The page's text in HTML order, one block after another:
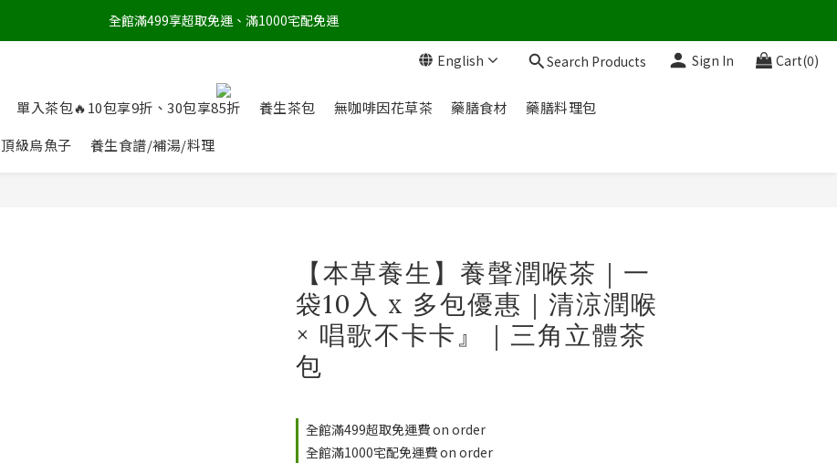
全館滿499享超取免運、滿1000宅配免運
English Search Products Sign In Cart(0)
單入茶包🔥10包享9折、30包享85折 養生茶包 無咖啡因花草茶 藥膳食材
藥膳料理包
頂級烏魚子 養生食譜/補湯/料理
【本草養生】養聲潤喉茶｜一
袋10入 x 多包優惠｜清涼潤喉
× 唱歌不卡卡』｜三角立體茶
包
全館滿499超取免運費 on order
全館滿1000宅配免運費 on order